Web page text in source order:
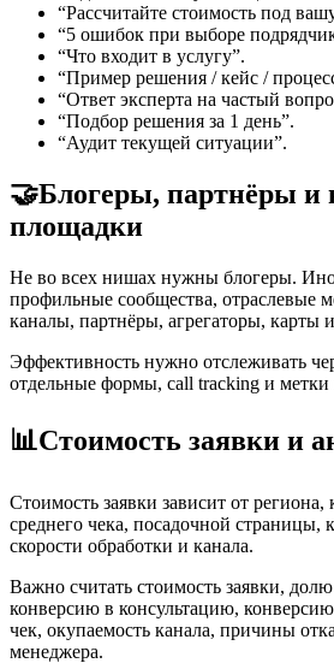
“Рассчитайте стоимость под
“5 ошибок при выборе
“Что входит в услугу”.
“Пример решения / кейс /
“Ответ эксперта на частый
“Подбор решения за 1 день”.
“Аудит текущей ситуации”.
🤝Блогеры, партнёры и
площадки
Не во всех нишах нужны блогеры.
профильные сообщества, отраслевые
каналы, партнёры, агрегаторы, карты
Эффективность нужно отслеживать
отдельные формы, call tracking и метки
📊Стоимость заявки и
Стоимость заявки зависит от региона,
среднего чека, посадочной страницы,
скорости обработки и канала.
Важно считать стоимость заявки,
конверсию в консультацию,
чек, окупаемость канала, причины
менеджера.